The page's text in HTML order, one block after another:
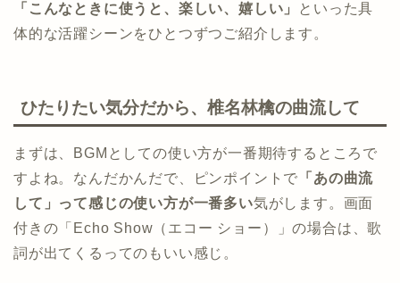
「こんなときに使うと、楽しい、嬉しい」
といった具
体的な活躍シーンをひとつずつご紹介します。
ひたりたい気分だから、椎名林檎の曲流して
まずは、BGMとしての使い方が一番期待するところで
すよね。なんだかんだで、ピンポイントで 「あの曲流
して」って感じの使い方が一番多い気がします。画面
付きの「Echo Show（エコー ショー）」の場合は、歌
詞が出てくるってのもいい感じ。